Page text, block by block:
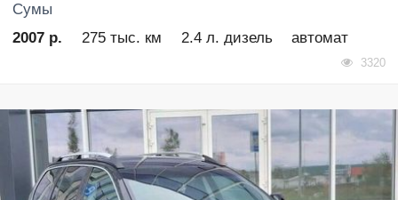
Сумы
2007 р.
275 тыс. км 2.4 л. дизель автомат
3320